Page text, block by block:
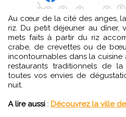
Au cœur de la cité des anges, la base de la cuisine est le
riz. Du petit déjeuner au dîner,
mets faits à partir du riz
crabe, de crevettes ou de
incontournables dans la
restaurants traditionnels de
toutes vos envies de
nuit.
A lire aussi : Découvrez la ville